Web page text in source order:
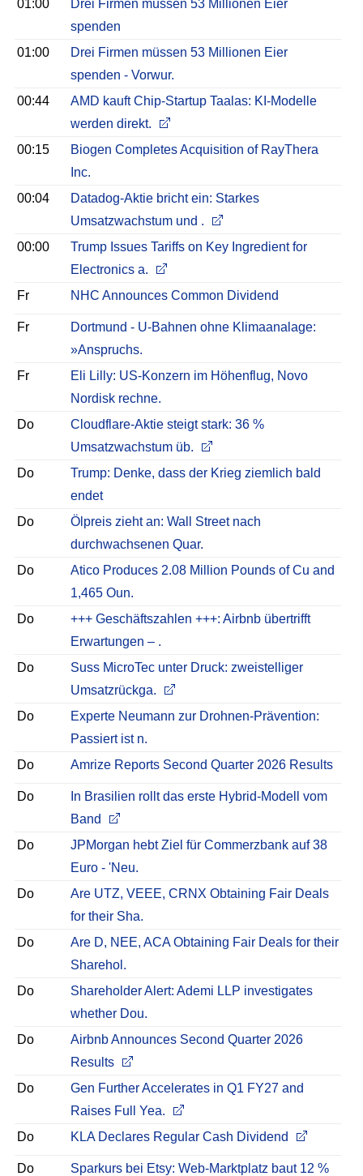
01:00
Drei Firmen müssen 53 Millionen Eier
spenden
01:00
Drei Firmen müssen 53 Millionen Eier
spenden - Vorwur.
00:44
AMD kauft Chip-Startup Taalas: KI-Modelle
werden direkt.
00:15
Biogen Completes Acquisition of RayThera
Inc.
00:04
Datadog-Aktie bricht ein: Starkes
Umsatzwachstum und .
00:00
Trump Issues Tariffs on Key Ingredient for
Electronics a.
Fr
NHC Announces Common Dividend
Fr
Dortmund - U-Bahnen ohne Klimaanalage:
»Anspruchs.
Fr
Eli Lilly: US-Konzern im Höhenflug, Novo
Nordisk rechne.
Do
Cloudflare-Aktie steigt stark: 36 %
Umsatzwachstum üb.
Do
Trump: Denke, dass der Krieg ziemlich bald
endet
Do
Ölpreis zieht an: Wall Street nach
durchwachsenen Quar.
Do
Atico Produces 2.08 Million Pounds of Cu and
1,465 Oun.
Do
+++ Geschäftszahlen +++: Airbnb übertrifft
Erwartungen – .
Do
Suss MicroTec unter Druck: zweistelliger
Umsatzrückga.
Do
Experte Neumann zur Drohnen-Prävention:
Passiert ist n.
Do
Amrize Reports Second Quarter 2026 Results
Do
In Brasilien rollt das erste Hybrid-Modell vom
Band
Do
JPMorgan hebt Ziel für Commerzbank auf 38
Euro - 'Neu.
Do
Are UTZ, VEEE, CRNX Obtaining Fair Deals
for their Sha.
Do
Are D, NEE, ACA Obtaining Fair Deals for their
Sharehol.
Do
Shareholder Alert: Ademi LLP investigates
whether Dou.
Do
Airbnb Announces Second Quarter 2026
Results
Do
Gen Further Accelerates in Q1 FY27 and
Raises Full Yea.
Do
KLA Declares Regular Cash Dividend
Do
Sparkurs bei Etsy: Web-Marktplatz baut 12 %